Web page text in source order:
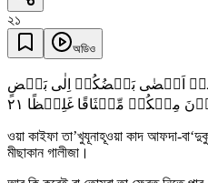
২১
অডিও
اَفۡضٰی بَعۡضُکُمۡ اِلٰی بَعۡضٍ
مِنۡکُمۡ مِّیۡثَاقًا غَلِیۡظًا ٢١
ওয়া কাইফা তা’খুযূনাহূওয়া কাদ আফদা-
মীছাকান গালীজা।